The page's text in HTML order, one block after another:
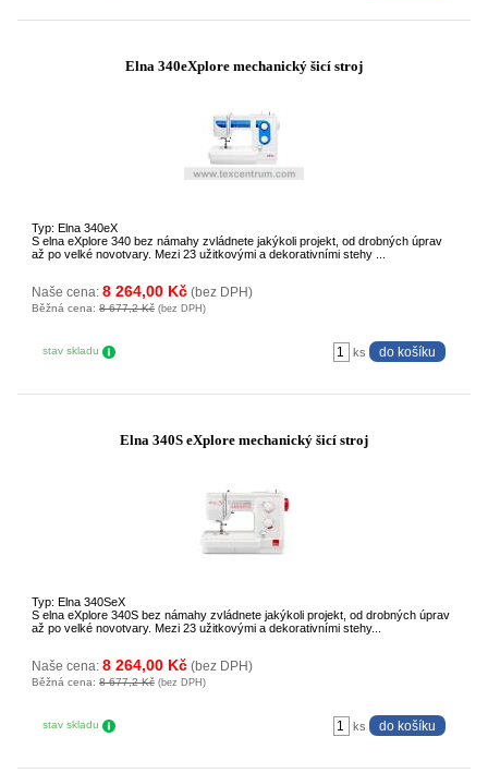
Elna 340eXplore mechanický šicí stroj
Typ: Elna 340eX
S elna eXplore 340 bez námahy zvládnete jakýkoli projekt, od drobných úprav
až po velké novotvary. Mezi 23 užitkovými a dekorativními stehy ...
Naše cena: 8 264,00 Kč (bez DPH)
Běžná cena: 8 677,2 Kč (bez DPH)
stav skladu ks
Elna 340S eXplore mechanický šicí stroj
Typ: Elna 340SeX
S elna eXplore 340S bez námahy zvládnete jakýkoli projekt, od drobných úprav
až po velké novotvary. Mezi 23 užitkovými a dekorativními stehy...
Naše cena: 8 264,00 Kč (bez DPH)
Běžná cena: 8 677,2 Kč (bez DPH)
stav skladu ks